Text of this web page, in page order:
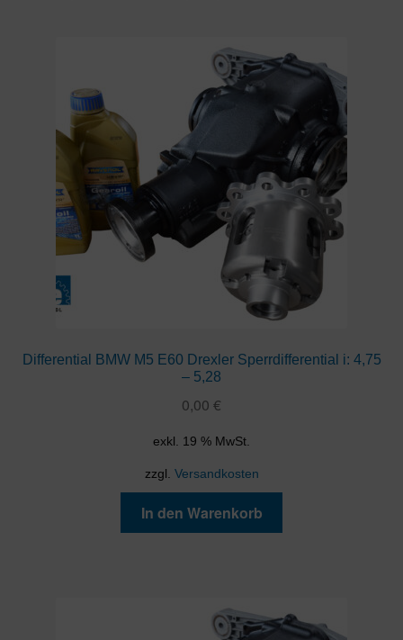
Differential BMW M5 E60 Drexler Sperrdifferential i: 4,75
– 5,28
0,00 €
exkl. 19 % MwSt.
zzgl. Versandkosten
In den Warenkorb